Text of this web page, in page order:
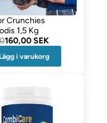
Crunchies
1,5 Kg
160,00 SEK
Lägg i varukorg